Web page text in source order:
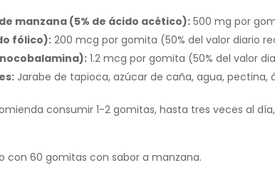
manzana (5% de ácido acético): 500 mg por
fólico): 200 mcg por gomita (50% del valor diario
1.2 mcg por gomita (50% del valor
Jarabe de tapioca, azúcar de caña, agua,
consumir 1-2 gomitas, hasta tres veces al
con 60 gomitas con sabor a manzana.